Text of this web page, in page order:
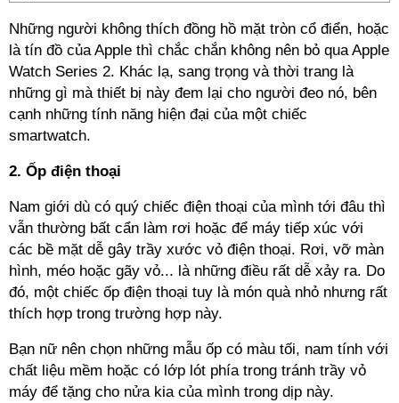
Những người không thích đồng hồ mặt tròn cổ điển, hoặc
là tín đồ của Apple thì chắc chắn không nên bỏ qua Apple
Watch Series 2. Khác lạ, sang trọng và thời trang là
những gì mà thiết bị này đem lại cho người đeo nó, bên
cạnh những tính năng hiện đại của một chiếc
smartwatch.
2. Ốp điện thoại
Nam giới dù có quý chiếc điện thoại của mình tới đâu thì
vẫn thường bất cẩn làm rơi hoặc để máy tiếp xúc với
các bề mặt dễ gây trầy xước vỏ điện thoại. Rơi, vỡ màn
hình, méo hoặc gãy vỏ... là những điều rất dễ xảy ra. Do
đó, một chiếc ốp điện thoại tuy là món quà nhỏ nhưng rất
thích hợp trong trường hợp này.
Bạn nữ nên chọn những mẫu ốp có màu tối, nam tính với
chất liệu mềm hoặc có lớp lót phía trong tránh trầy vỏ
máy để tặng cho nửa kia của mình trong dịp này.